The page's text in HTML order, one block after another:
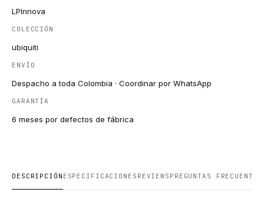
LPInnova
COLECCIÓN
ubiquiti
ENVÍO
Despacho a toda Colombia · Coordinar por WhatsApp
GARANTÍA
6 meses por defectos de fábrica
DESCRIPCIÓN ESPECIFICACIONES REVIEWS PREGUNTAS FRECUENTES